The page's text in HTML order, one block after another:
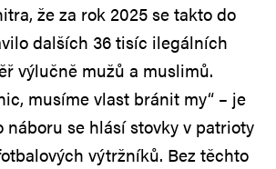
že za rok 2025 se takto do
dalších 36 tisíc ilegálních
výlučně mužů a muslimů.
musíme vlast bránit my“ – je
náboru se hlásí stovky v patrioty
výtržníků. Bez těchto